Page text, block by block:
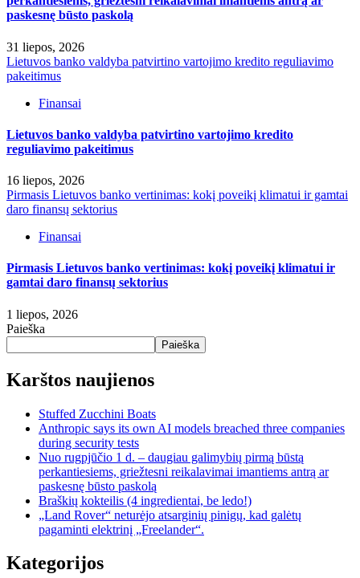
paskesnę būsto paskolą
31 liepos, 2026
Lietuvos banko valdyba patvirtino vartojimo kredito reguliavimo
pakeitimus
Finansai
Lietuvos banko valdyba patvirtino vartojimo kredito
reguliavimo pakeitimus
16 liepos, 2026
Pirmasis Lietuvos banko vertinimas: kokį poveikį klimatui ir gamtai
daro finansų sektorius
Finansai
Pirmasis Lietuvos banko vertinimas: kokį poveikį klimatui ir
gamtai daro finansų sektorius
1 liepos, 2026
Paieška
Paieška
Karštos naujienos
Stuffed Zucchini Boats
Anthropic says its own AI models breached three companies
during security tests
Nuo rugpjūčio 1 d. – daugiau galimybių pirmą būstą
perkantiesiems, griežtesni reikalavimai imantiems antrą ar
paskesnę būsto paskolą
Braškių kokteilis (4 ingredientai, be ledo!)
„Land Rover“ neturėjo atsarginių pinigų, kad galėtų
pagaminti elektrinį „Freelander“.
Kategorijos